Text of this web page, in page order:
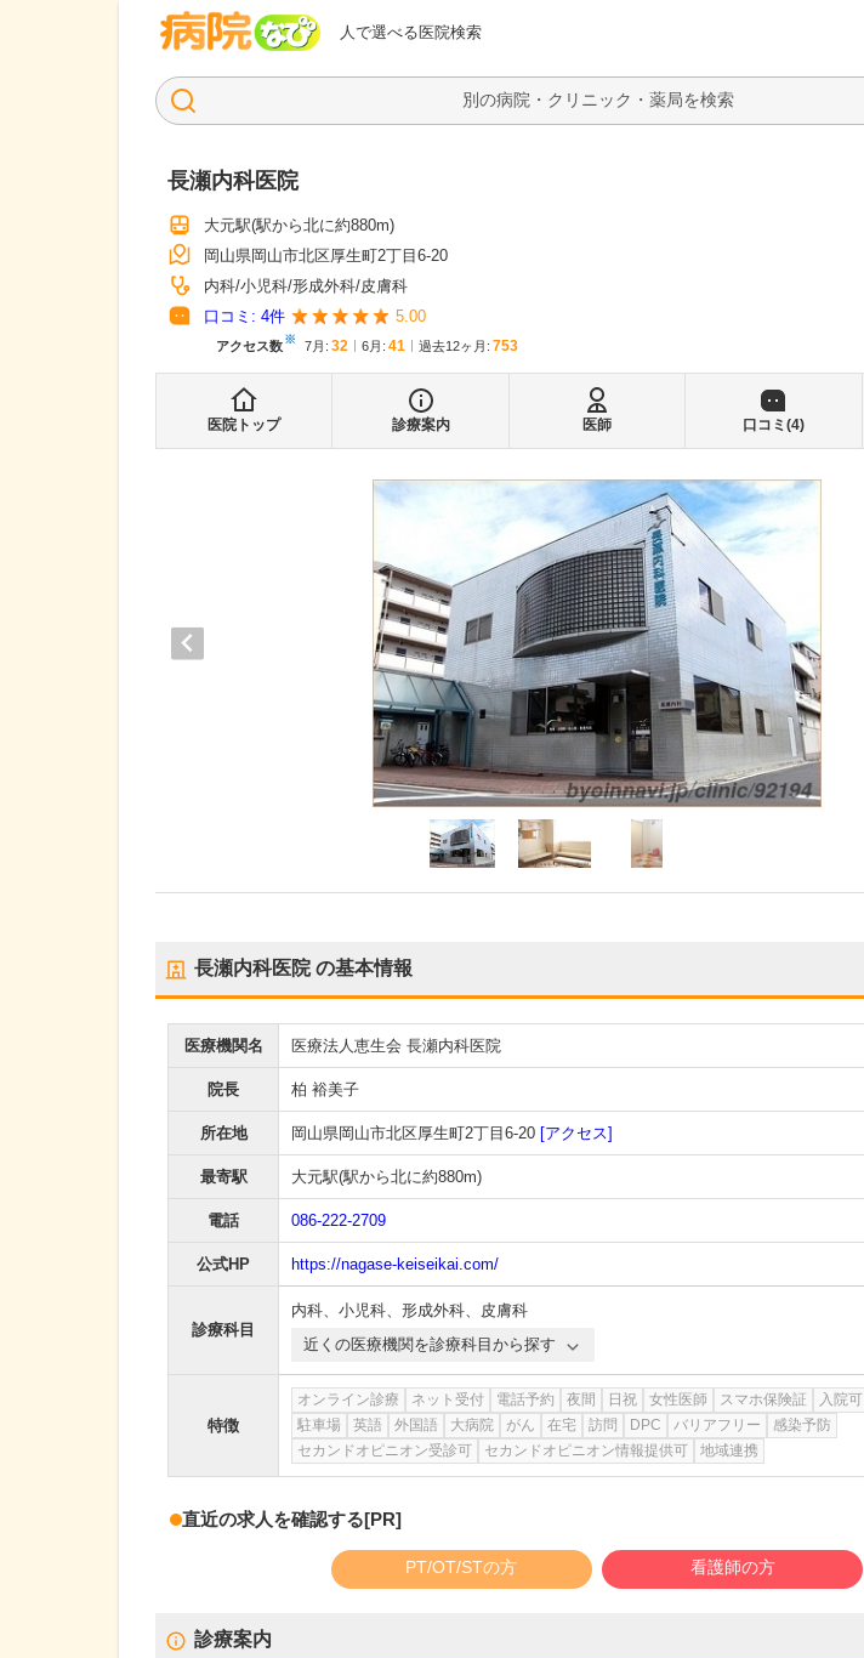
人で選べる医院検索
病院なび
検索
長瀬内科医院
大元駅(駅から北に約880m)
岡山県岡山市北区厚生町2丁目6-20
内科 小児科 形成外科 皮膚科
口コミ: 4件 5.00
アクセス数※ 7月 : 32 6月 : 41 過去12ヶ月: 753
医院トップ 診療案内 医師 口コミ(4)
長瀬内科医院の基本情報
医療機関名 医療法人恵生会 長瀬内科医院
院長 柏 裕美子
所在地 岡山県岡山市北区厚生町2丁目6-20 [アクセス]
最寄駅 大元駅(駅から北に約880m)
電話 086-222-2709
公式HP https://nagase-keiseikai.com/
診療科目
内科、 小児科、 形成外科、 皮膚科
近くの医療機関を診療科目から探す
特徴
オンライン診療 ネット受付 電話予約 夜間 日祝 女性医師 スマホ保険証 入院可
駐車場
英語 外国語 大病院 がん 在宅 訪問 DPC バリアフリー
感染予防
セカンドオピニオン受診可
セカンドオピニオン情報提供可 地域連携
直近の求人を確認する[PR]
PT/OT/STの方 看護師の方
診療案内